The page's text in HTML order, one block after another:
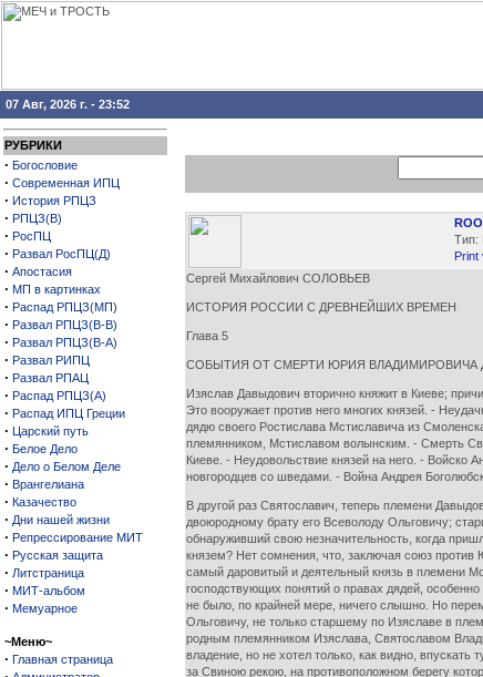
07 Авг, 2026 г. - 23:52
РУБРИКИ
· Богословие
· Современная ИПЦ
· История РПЦЗ
· РПЦЗ(В)
· РосПЦ
· Развал РосПЦ(Д)
· Апостасия
· МП в картинках
· Распад РПЦЗ(МП)
· Развал РПЦЗ(В-В)
· Развал РПЦЗ(В-А)
· Развал РИПЦ
· Развал РПАЦ
· Распад РПЦЗ(А)
· Распад ИПЦ Греции
· Царский путь
· Белое Дело
· Дело о Белом Деле
· Врангелиана
· Казачество
· Дни нашей жизни
· Репрессирование МИТ
· Русская защита
· Литстраница
· МИТ-альбом
· Мемуарное
~Меню~
· Главная страница
Тип:
Print
Сергей Михайлович СОЛОВЬЕВ
ИСТОРИЯ РОССИИ С ДРЕВНЕЙШИХ ВРЕМЕН
Глава 5
СОБЫТИЯ ОТ СМЕРТИ ЮРИЯ ВЛАДИМИРОВИЧА
Изяслав Давыдович вторично княжит в Киеве;
Это вооружает против него многих князей. -
дядю своего Ростислава Мстиславича из
племянником, Мстиславом волынским. - Смерть
Киеве. - Неудовольствие князей на него. - Войско
новгородцев со шведами. - Война Андрея
В другой раз Святославич, теперь племени
двоюродному брату его Всеволоду Ольговичу;
обнаруживший свою незначительность, когда
князем? Нет сомнения, что, заключая союз против
самый даровитый и деятельный князь в племени
господствующих понятий о правах дядей,
не было, по крайней мере, ничего слышно. Но
Ольговичу, не только старшему по Изяславе в
родным племянником Изяслава, Святославом
владение, но не хотел только, как видно,
за Свиною рекою, на противоположном берегу